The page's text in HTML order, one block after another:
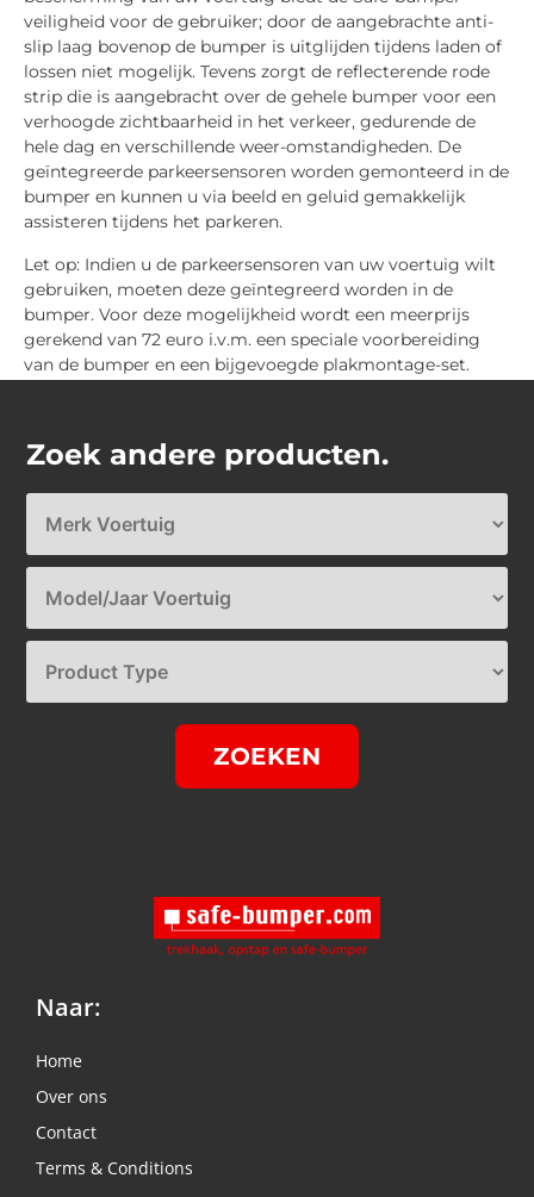
veiligheid voor de gebruiker; door de aangebrachte anti-
slip laag bovenop de bumper is uitglijden tijdens laden of
lossen niet mogelijk. Tevens zorgt de reflecterende rode
strip die is aangebracht over de gehele bumper voor een
verhoogde zichtbaarheid in het verkeer, gedurende de
hele dag en verschillende weer-omstandigheden. De
geïntegreerde parkeersensoren worden gemonteerd in de
bumper en kunnen u via beeld en geluid gemakkelijk
assisteren tijdens het parkeren.
Let op: Indien u de parkeersensoren van uw voertuig wilt
gebruiken, moeten deze geïntegreerd worden in de
bumper. Voor deze mogelijkheid wordt een meerprijs
gerekend van 72 euro i.v.m. een speciale voorbereiding
van de bumper en een bijgevoegde plakmontage-set.
Zoek andere producten.
ZOEKEN
Naar:
Home
Over ons
Contact
Terms & Conditions